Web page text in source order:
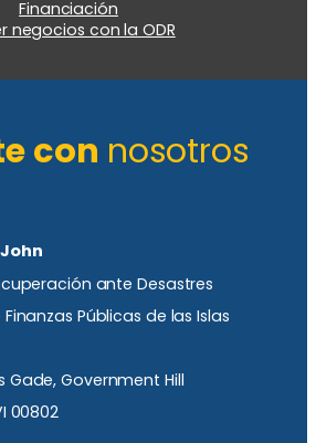
Financiación
negocios con la ODR
con nosotros
ante Desastres
Públicas de las Islas
Gade, Government Hill
00802